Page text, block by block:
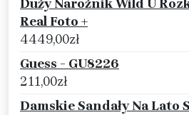
Duży Narożnik Wild U
Real Foto +
4449,00zł
Guess - GU8226
211,00zł
Damskie Sandały Na Lato